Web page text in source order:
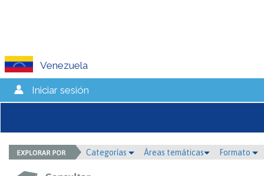
Venezuela
Iniciar sesión
Categorías Áreas temáticas Formato